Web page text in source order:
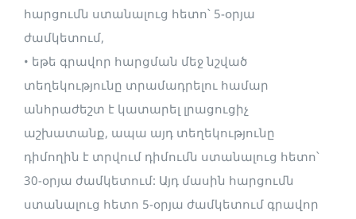
հարցումն ստանալուց հետո՝ 5-օրյա
ժամկետում,
• եթե գրավոր հարցման մեջ նշված
տեղեկությունը տրամադրելու համար
անհրաժեշտ է կատարել լրացուցիչ
աշխատանք, ապա այդ տեղեկությունը
դիմողին է տրվում դիմումն ստանալուց հետո՝
30-օրյա ժամկետում: Այդ մասին հարցումն
ստանալուց հետո 5-օրյա ժամկետում գրավոր